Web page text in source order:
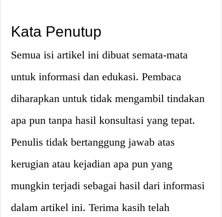
Kata Penutup
Semua isi artikel ini dibuat semata-mata
untuk informasi dan edukasi. Pembaca
diharapkan untuk tidak mengambil tindakan
apa pun tanpa hasil konsultasi yang tepat.
Penulis tidak bertanggung jawab atas
kerugian atau kejadian apa pun yang
mungkin terjadi sebagai hasil dari informasi
dalam artikel ini. Terima kasih telah